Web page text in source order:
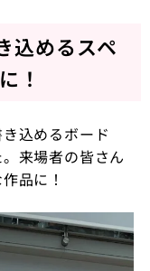
込めるスペ
！
込めるボード
来場者の皆さん
品に！